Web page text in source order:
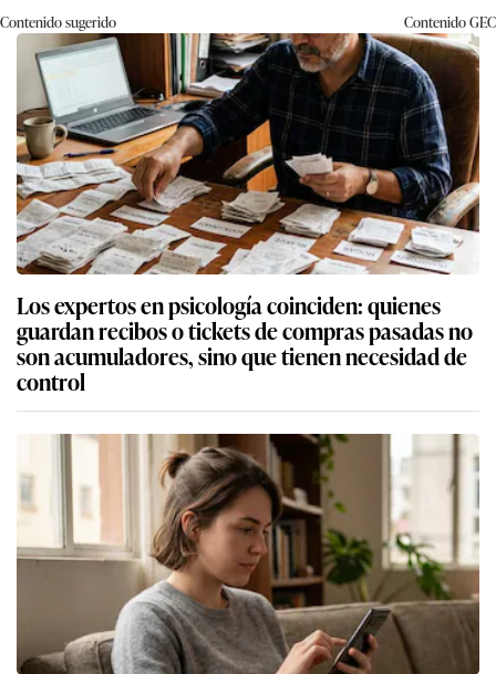
Contenido sugerido ContenidoGEC
Los expertos en psicología coinciden: quienes
guardan recibos o tickets de compras pasadas no
son acumuladores, sino que tienen necesidad de
control